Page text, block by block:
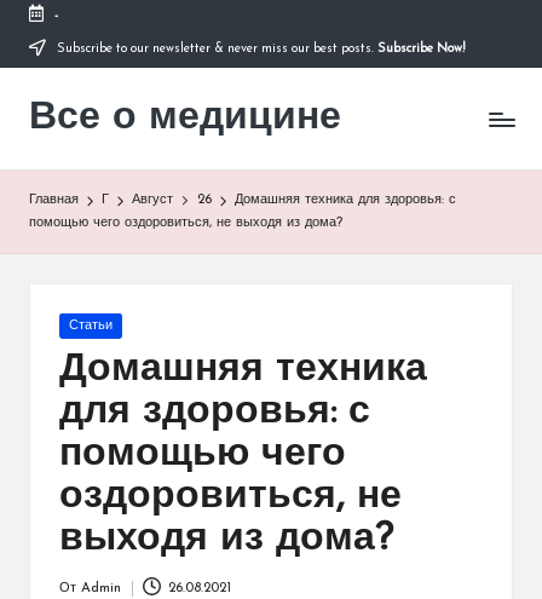
Перейти
содержимому
-
Subscribe to our newsletter & never miss our best posts. Subscribe Now!
Все о медицине
Лечитесь
Главная Г Август 26
Домашняя техника для здоровья: с
помощью чего оздоровиться, не выходя из дома?
Опубликовано
Статьи
Домашняя техника
для здоровья: с
помощью чего
оздоровиться, не
выходя из дома?
От Admin 26.08.2021